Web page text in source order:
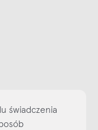
świadczenia